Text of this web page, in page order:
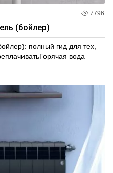
7796
(бойлер)
полный гид для тех,
вода —